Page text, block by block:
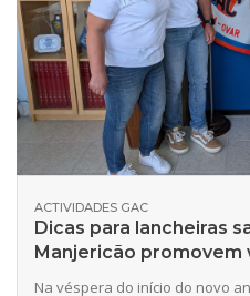
ACTIVIDADES GAC
Dicas para lancheiras
Manjericão promovem
Na véspera do início do novo